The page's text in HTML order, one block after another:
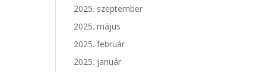
2025. szeptember
2025. május
2025. február
2025. január